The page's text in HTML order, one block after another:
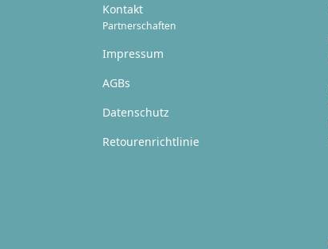
Kontakt
Partnerschaften
Impressum
AGBs
Datenschutz
Retourenrichtlinie